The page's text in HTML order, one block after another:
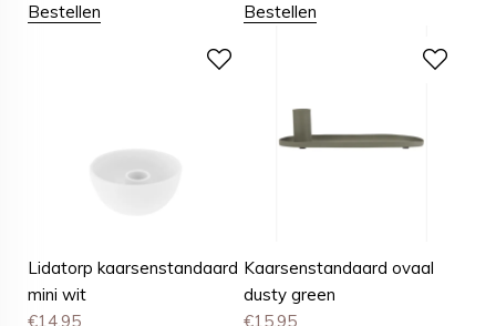
Bestellen Bestellen
Lidatorp kaarsenstandaard
mini wit
€14,95
Kaarsenstandaard ovaal
dusty green
€15,95